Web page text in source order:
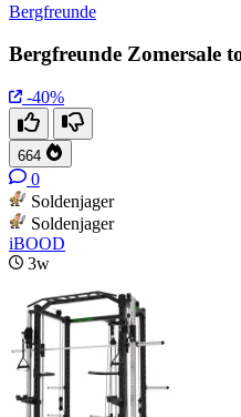
Bergfreunde
Bergfreunde Zomersale
-40%
664
0
Soldenjager
Soldenjager
iBOOD
3w